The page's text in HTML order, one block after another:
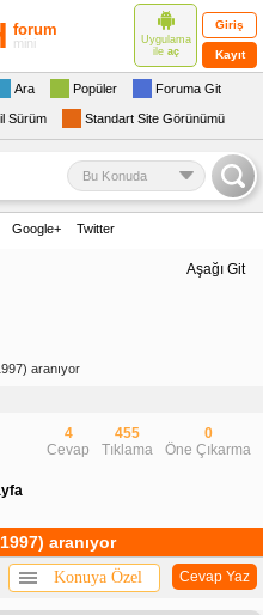
forum
mini
Uygulama
ile aç
Giriş
Kayıt
Ara Popüler Foruma Git
Sürüm Standart Site Görünümü
Bu Konuda
Google+ Twitter
Aşağı Git
aranıyor
4
Cevap
455
Tıklama
0
Öne Çıkarma
aranıyor
Cevap Yaz
Konuya Özel